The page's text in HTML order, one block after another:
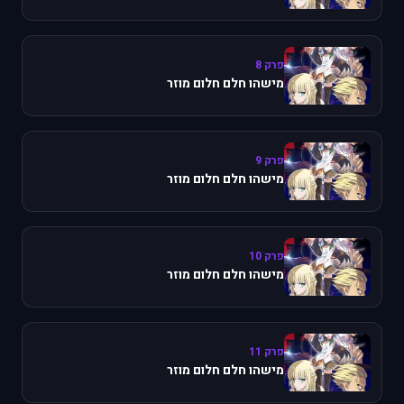
פרק 8
מישהו חלם חלום מוזר
פרק 9
מישהו חלם חלום מוזר
פרק 10
מישהו חלם חלום מוזר
פרק 11
מישהו חלם חלום מוזר